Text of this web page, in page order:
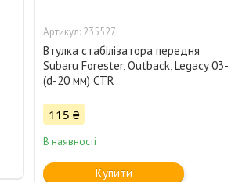
235527
Втулка стабілізатора передня
Subaru Forester, Outback, Legacy 03-
(d-20 мм) CTR
115 ₴
В наявності
Купити